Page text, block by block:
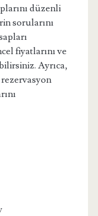
düzenli
sorularını
fiyatlarını ve
Ayrıca,